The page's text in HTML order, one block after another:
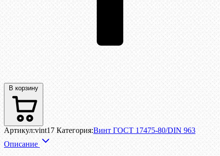
В корзину
Артикул:vint17 Категория:Винт ГОСТ 17475-80/DIN 963
Описание